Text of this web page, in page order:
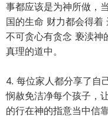
事都应该是为神所做，
国的生命 财力都会得着
不可贪心有贪念 亵渎神
真理的道中。
4. 每位家人都分享了自
悯赦免洁净每个孩子，
的行在神的指意当中信